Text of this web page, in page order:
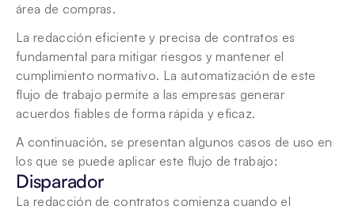
área de compras.
La redacción eficiente y precisa de contratos es
fundamental para mitigar riesgos y mantener el
cumplimiento normativo. La automatización de este
flujo de trabajo permite a las empresas generar
acuerdos fiables de forma rápida y eficaz.
A continuación, se presentan algunos casos de uso en
los que se puede aplicar este flujo de trabajo:
Disparador
La redacción de contratos comienza cuando el